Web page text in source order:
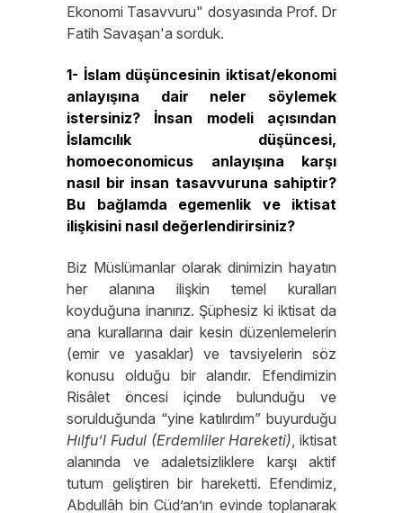
Ekonomi Tasavvuru" dosyasında Prof. Dr
Fatih Savaşan'a sorduk.
1- İslam düşüncesinin iktisat/ekonomi
anlayışına dair neler söylemek
istersiniz? İnsan modeli açısından
İslamcılık düşüncesi,
homoeconomicus anlayışına karşı
nasıl bir insan tasavvuruna sahiptir?
Bu bağlamda egemenlik ve iktisat
ilişkisini nasıl değerlendirirsiniz?
Biz Müslümanlar olarak dinimizin hayatın
her alanına ilişkin temel kuralları
koyduğuna inanırız. Şüphesiz ki iktisat da
ana kurallarına dair kesin düzenlemelerin
(emir ve yasaklar) ve tavsiyelerin söz
konusu olduğu bir alandır. Efendimizin
Risâlet öncesi içinde bulunduğu ve
sorulduğunda “yine katılırdım” buyurduğu
Hılfu’l Fudul (Erdemliler Hareketi), iktisat
alanında ve adaletsizliklere karşı aktif
tutum geliştiren bir hareketti. Efendimiz,
Abdullâh bin Cüd’an’ın evinde toplanarak